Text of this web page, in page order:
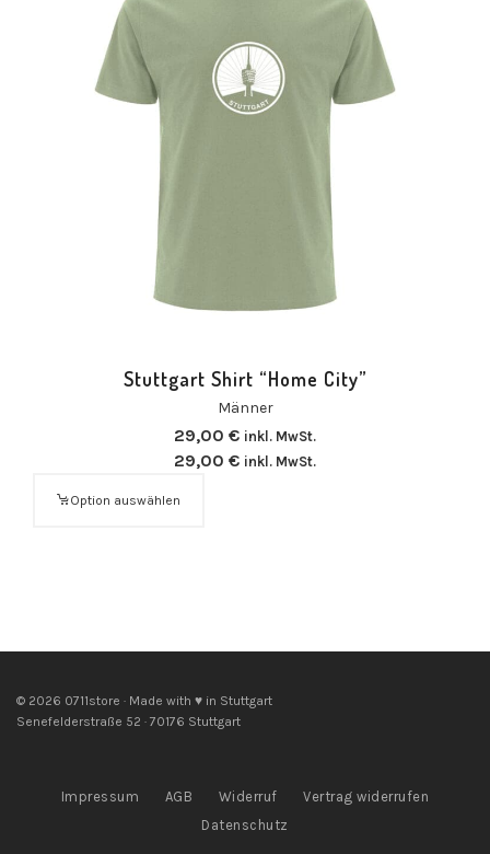
Stuttgart Shirt “Home City”
Männer
29,00 € inkl. MwSt.
29,00 € inkl. MwSt.
Option auswählen
© 2026 0711store · Made with ♥ in Stuttgart
Senefelderstraße 52 · 70176 Stuttgart
Impressum AGB Widerruf
Vertrag widerrufen
Datenschutz